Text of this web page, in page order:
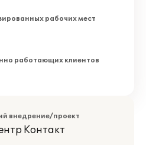
рабочих мест
работающих клиентов
внедрение/проект
Контакт